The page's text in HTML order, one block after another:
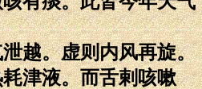
越。虚则内风再旋。
津液。而舌剌咳嗽